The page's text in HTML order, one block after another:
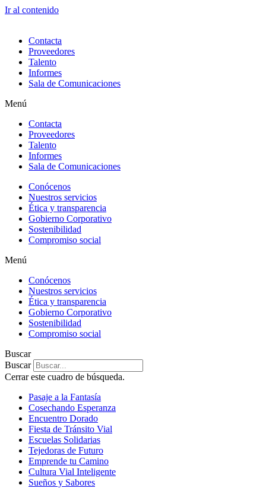
Ir al contenido
Contacta
Proveedores
Talento
Informes
Sala de Comunicaciones
Menú
Contacta
Proveedores
Talento
Informes
Sala de Comunicaciones
Conócenos
Nuestros servicios
Ética y transparencia
Gobierno Corporativo
Sostenibilidad
Compromiso social
Menú
Conócenos
Nuestros servicios
Ética y transparencia
Gobierno Corporativo
Sostenibilidad
Compromiso social
Buscar
Buscar
Cerrar este cuadro de búsqueda.
Pasaje a la Fantasía
Cosechando Esperanza
Encuentro Dorado
Fiesta de Tránsito Vial
Escuelas Solidarias
Tejedoras de Futuro
Emprende tu Camino
Cultura Vial Inteligente
Sueños y Sabores